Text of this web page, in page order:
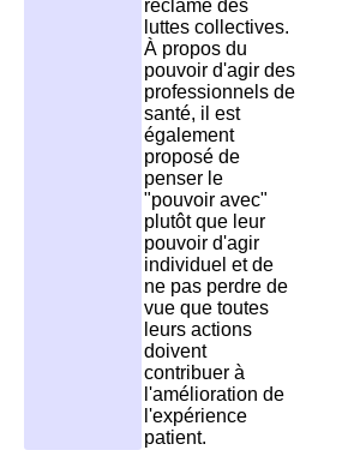
réclame des
luttes collectives.
À propos du
pouvoir d'agir des
professionnels de
santé, il est
également
proposé de
penser le
"pouvoir avec"
plutôt que leur
pouvoir d'agir
individuel et de
ne pas perdre de
vue que toutes
leurs actions
doivent
contribuer à
l'amélioration de
l'expérience
patient.